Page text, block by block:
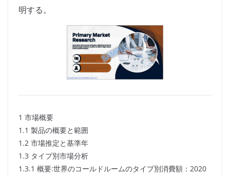
明する。
1 市場概要
1.1 製品の概要と範囲
1.2 市場推定と基準年
1.3 タイプ別市場分析
1.3.1 概要:世界のコールドルームのタイプ別消費額：2020